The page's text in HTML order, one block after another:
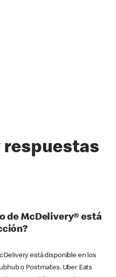
respuestas
de McDelivery® está
está disponible en los
o Postmates. Uber Eats